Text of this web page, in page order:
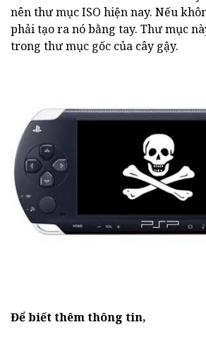
nên thư mục ISO hiện nay. Nếu
phải tạo ra nó bằng tay. Thư mục
trong thư mục gốc của cây gậy.
Để biết thêm thông tin,